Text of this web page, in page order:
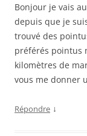
Bonjour je vais
depuis que je
trouvé des
préférés pointus
kilomètres de
vous me donner
Répondre ↓